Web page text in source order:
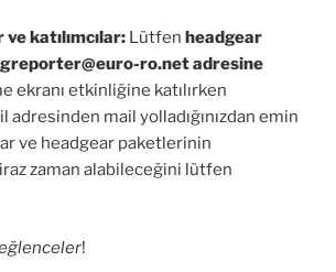
katılımcılar: Lütfen headgear
ro.netadresine
ekranı etkinliğine katılırken
adresinden mail yolladığınızdan emin
ve headgear paketlerinin
zaman alabileceğini lütfen
!